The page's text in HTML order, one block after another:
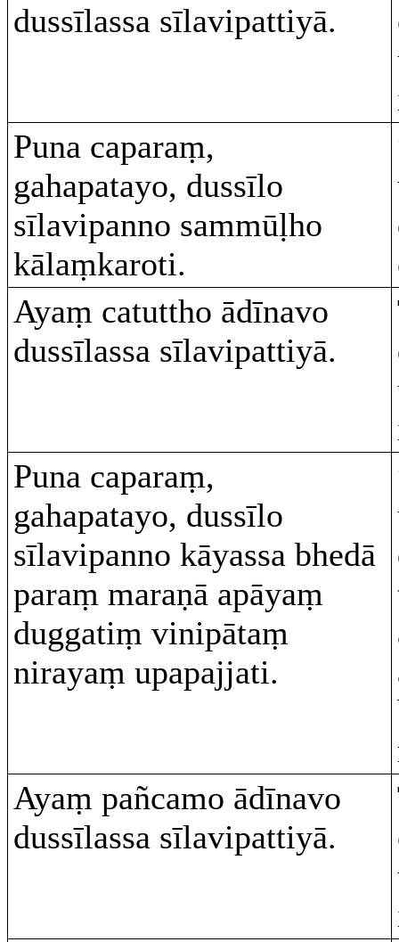
dussīlassa sīlavipattiyā.
Puna caparaṃ,
gahapatayo, dussīlo
sīlavipanno sammūḷho
kālaṃkaroti.
Ayaṃ catuttho ādīnavo
dussīlassa sīlavipattiyā.
Puna caparaṃ,
gahapatayo, dussīlo
sīlavipanno kāyassa bhedā
paraṃ maraṇā apāyaṃ
duggatiṃ vinipātaṃ
nirayaṃ upapajjati.
Ayaṃ pañcamo ādīnavo
dussīlassa sīlavipattiyā.